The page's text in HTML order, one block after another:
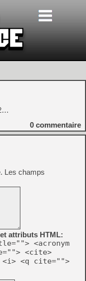
0 commentaire
Les champs
attributs HTML:
<acronym
<cite>
<i> <q cite="">